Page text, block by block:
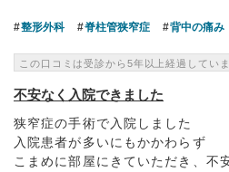
整形外科 脊柱管狭窄症 背中の痛み
この口コミは受診から5年以上経過していま
不安なく入院できました
狭窄症の手術で入院しました
入院患者が多いにもかかわらず
こまめに部屋にきていただき、不